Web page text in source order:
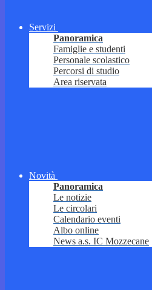
Servizi
Panoramica
Famiglie e studenti
Personale scolastico
Percorsi di studio
Area riservata
Novità
Panoramica
Le notizie
Le circolari
Calendario eventi
Albo online
News a.s. IC Mozzecane